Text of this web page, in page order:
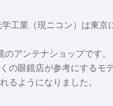
工業（現ニコン）は東京
アンテナショップです。
の眼鏡店が参考にするモ
るようになりました。